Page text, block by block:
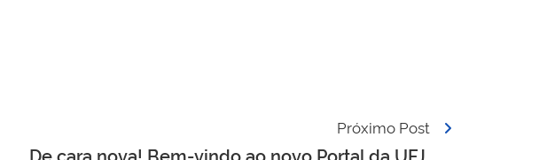
Próximo Post
De cara nova! Bem-vindo ao novo Portal da UFJ